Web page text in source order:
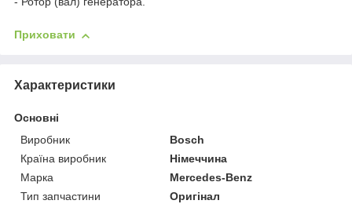
Приховати
Характеристики
Основні
Виробник
Bosch
Країна виробник
Німеччина
Марка
Mercedes-Benz
Тип запчастини
Оригінал